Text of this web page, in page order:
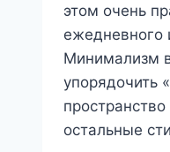
этом очень
ежедневного
Минимализм
упорядочить
остальные